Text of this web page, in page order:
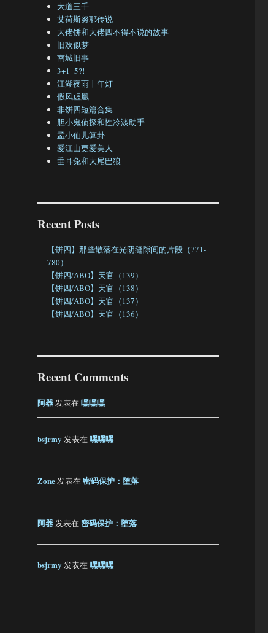
大道三千
艾荷斯努耶传说
大佬饼和大佬四不得不说的故事
旧欢似梦
南城旧事
3+1=5?!
江湖夜雨十年灯
假凤虚凰
非饼四短篇合集
胆小鬼侦探和性冷淡助手
孟小仙儿算卦
爱江山更爱美人
垂耳兔和大尾巴狼
Recent Posts
【饼四】那些散落在光阴缝隙间的片段（771-
780）
【饼四/ABO】天官（139）
【饼四/ABO】天官（138）
【饼四/ABO】天官（137）
【饼四/ABO】天官（136）
Recent Comments
阿器发表在嘿嘿嘿
bsjrmy 发表在嘿嘿嘿
Zone发表在密码保护：堕落
阿器发表在密码保护：堕落
bsjrmy 发表在嘿嘿嘿